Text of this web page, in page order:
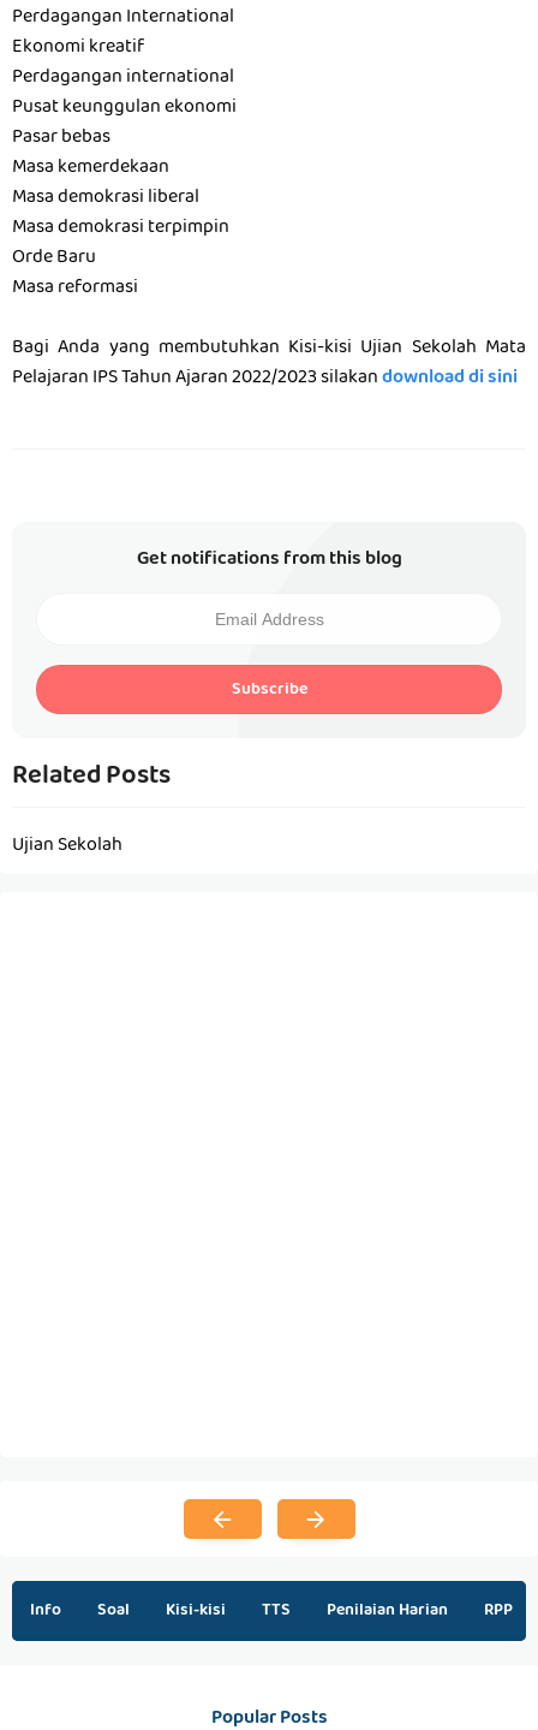
Perdagangan International
Ekonomi kreatif
Perdagangan international
Pusat keunggulan ekonomi
Pasar bebas
Masa kemerdekaan
Masa demokrasi liberal
Masa demokrasi terpimpin
Orde Baru
Masa reformasi
Bagi Anda yang membutuhkan Kisi-kisi Ujian Sekolah Mata
Pelajaran IPS Tahun Ajaran 2022/2023 silakandownload di sini
Get notifications from this blog
Subscribe
Related Posts
Ujian Sekolah
Info Soal Kisi-kisi TTS Penilaian Harian RPP
Popular Posts